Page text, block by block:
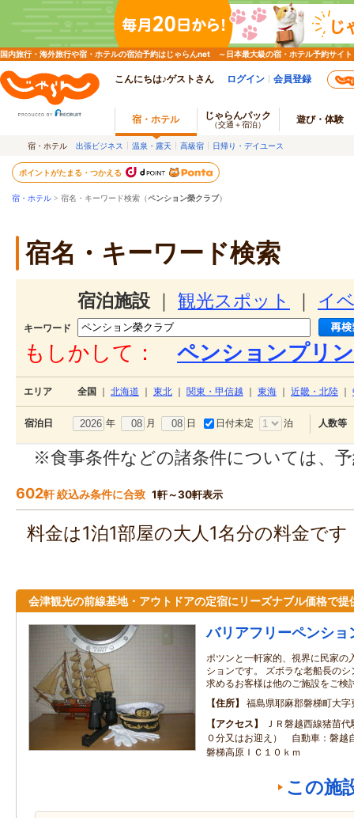
国内旅行・海外旅行や宿・ホテルの宿泊予約はじゃらんnet ～日本最大級の宿・ホテル予約サイト
こんにちは♪ゲストさん ログイン 会員登録
宿・ホテル じゃらんパック
（交通＋宿泊） 遊び・体験
宿・ホテル 出張ビジネス 温泉・露天 高級宿 日帰り・デイユース
ポイントがたまる・つかえる
宿・ホテル > 宿名・キーワード検索（ペンション榮クラブ）
宿名・キーワード検索
宿泊施設 観光スポット イ
キーワード
もしかして： ペンションプリ
エリア 全国 北海道 東北 関東・甲信越 東海 近畿・北陸
宿泊日 年 月 日 日付未定 泊 人数等
※食事条件などの諸条件については、
602軒 絞込み条件に合致 1軒～30軒表示
料金は1泊1部屋の大人1名分の料金で
会津観光の前線基地・アウトドアの定宿にリーズナブル価格で提
バリアフリーペンシ
ポツンと一軒家的、視界に民家の
ションです。 ズボラな老船長の
求めるお客様は他のご施設をご検
住所
福島県耶麻郡磐梯町大字
アクセス
ＪＲ磐越西線猪苗
０分又はお迎え） 自動車：磐越
磐梯高原ＩＣ１０ｋｍ
この施